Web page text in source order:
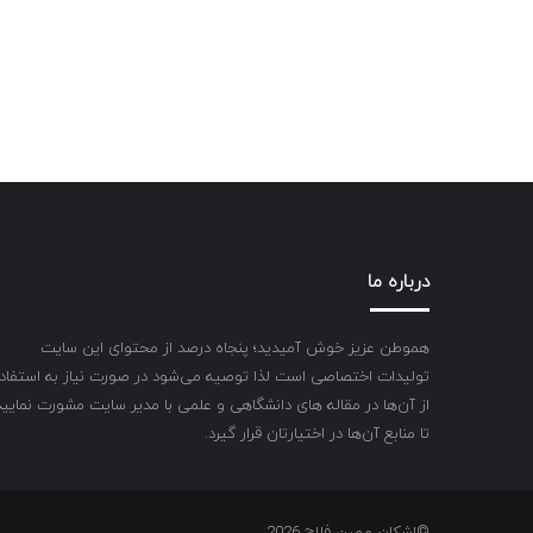
درباره ما
هموطن عزیز خوش آمیدید؛ پنجاه درصد از محتوای این سایت
تولیدات اختصاصی است لذا توصیه می‌شود در صورت نیاز به
از آن‌ها در مقاله های دانشگاهی و علمی با مدیر سایت مشورت
تا منابع آن‌ها در اختیارتان قرار گیرد.